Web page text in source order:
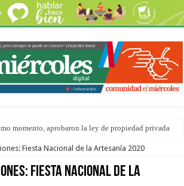
momento, aprobaron la ley de propiedad privada
el 35% de los 90 niños, niñas y adolescentes que
Fiesta Nacional de la Artesanía 2020
Fiesta Nacional de la